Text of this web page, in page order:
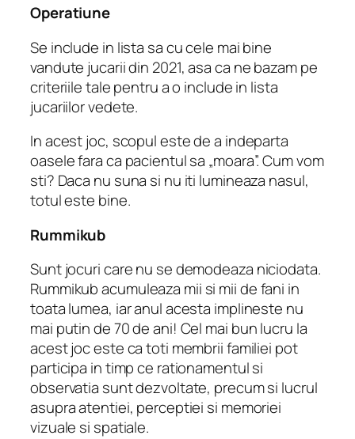
Operatiune
Se include in lista sa cu cele mai bine
vandute jucarii din 2021, asa ca ne bazam pe
criteriile tale pentru a o include in lista
jucariilor vedete.
In acest joc, scopul este de a indeparta
oasele fara ca pacientul sa „moara”. Cum vom
sti? Daca nu suna si nu iti lumineaza nasul,
totul este bine.
Rummikub
Sunt jocuri care nu se demodeaza niciodata.
Rummikub acumuleaza mii si mii de fani in
toata lumea, iar anul acesta implineste nu
mai putin de 70 de ani! Cel mai bun lucru la
acest joc este ca toti membrii familiei pot
participa in timp ce rationamentul si
observatia sunt dezvoltate, precum si lucrul
asupra atentiei, perceptiei si memoriei
vizuale si spatiale.